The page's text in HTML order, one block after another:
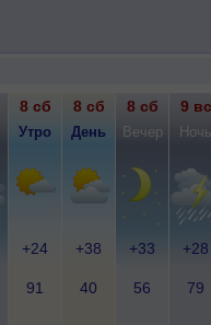
8 сб 8 сб 8 сб 9 вс
Утро День Вечер Ночь
+24 +38 +33 +28
91 40 56 79